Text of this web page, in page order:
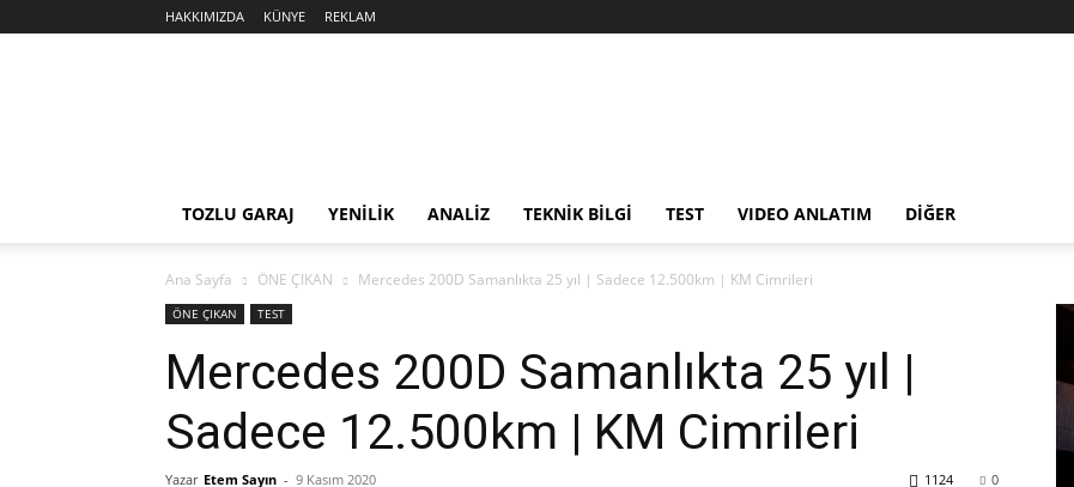
HAKKIMIZDA KÜNYE REKLAM
TOZLU GARAJ YENİLİK ANALİZ TEKNİK BİLGİ TEST VIDEO ANLATIM DİĞER
Ana Sayfa ÖNE ÇIKAN Mercedes 200D Samanlıkta 25 yıl | Sadece 12.500km | KM Cimrileri
ÖNE ÇIKAN TEST
Mercedes 200D Samanlıkta 25 yıl |
Sadece 12.500km | KM Cimrileri
Yazar Etem Sayın - 9 Kasım 2020 0
1124